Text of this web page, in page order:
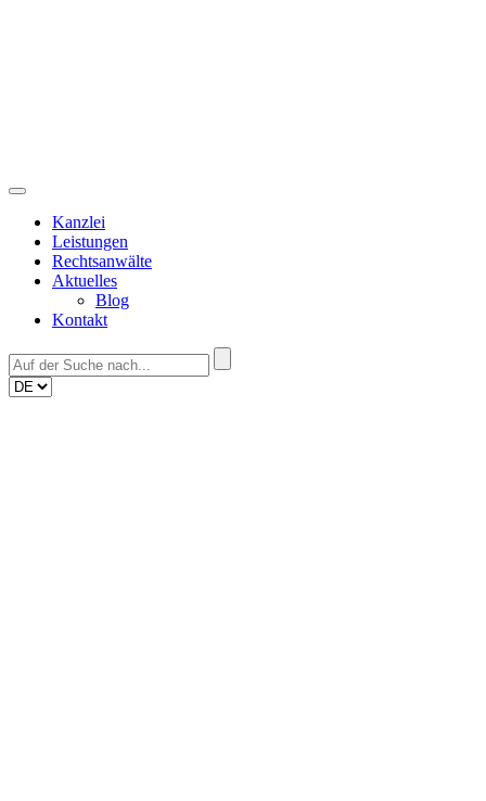
Kanzlei
Leistungen
Rechtsanwälte
Aktuelles
Blog
Kontakt